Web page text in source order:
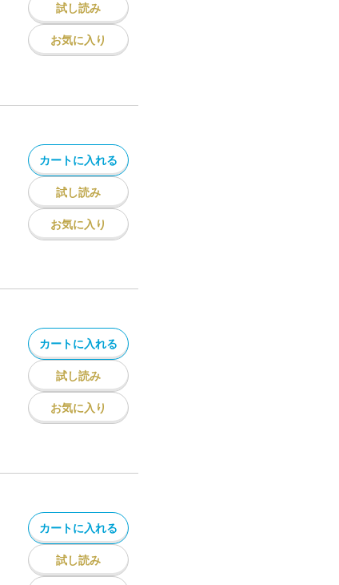
試し読み
お気に入り
カートに入れる
試し読み
お気に入り
カートに入れる
試し読み
お気に入り
カートに入れる
試し読み